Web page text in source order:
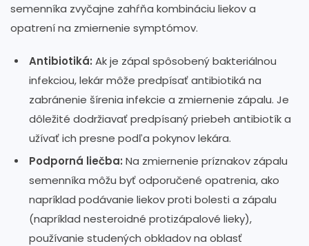
semenníka zvyčajne zahŕňa kombináciu liekov a
opatrení na zmiernenie symptómov.
Antibiotiká: Ak je zápal spôsobený bakteriálnou
infekciou, lekár môže predpísať antibiotiká na
zabránenie šírenia infekcie a zmiernenie zápalu. Je
dôležité dodržiavať predpísaný priebeh antibiotík a
užívať ich presne podľa pokynov lekára.
Podporná liečba: Na zmiernenie príznakov zápalu
semenníka môžu byť odporučené opatrenia, ako
napríklad podávanie liekov proti bolesti a zápalu
(napríklad nesteroidné protizápalové lieky),
používanie studených obkladov na oblasť